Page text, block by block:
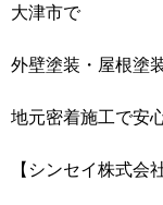
大津市で
外壁塗装・屋根塗
地元密着施工で安
【シンセイ株式会